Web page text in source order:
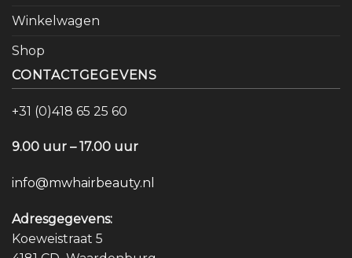
Winkelwagen
Shop
CONTACTGEGEVENS
+31 (0)418 65 25 60
9.00 uur – 17.00 uur
info@mwhairbeauty.nl
Adresgegevens:
Koeweistraat 5